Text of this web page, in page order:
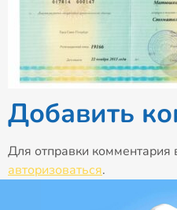
Добавить
Для отправки
авторизоваться.